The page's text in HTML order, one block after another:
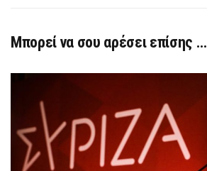
Μπορεί να σου αρέσει επίσης …